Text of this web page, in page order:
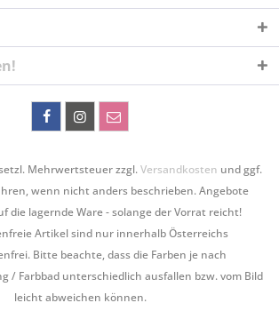
Mehrwertsteuer zzgl.Versandkosten und ggf.
wenn nicht anders beschrieben. Angebote
die lagernde Ware - solange der Vorrat reicht!
Artikel sind nur innerhalb Österreichs
Bitte beachte, dass die Farben je nach
/ Farbbad unterschiedlich ausfallen bzw. vom Bild
leicht abweichen können.